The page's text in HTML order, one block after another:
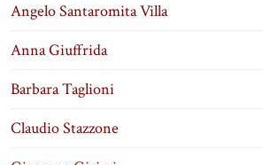
Angelo Santaromita Villa
Anna Giuffrida
Barbara Taglioni
Claudio Stazzone